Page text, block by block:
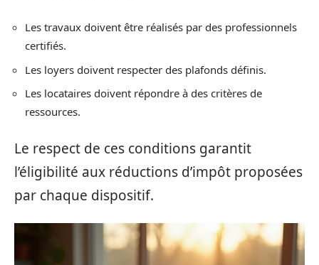
Les travaux doivent être réalisés par des professionnels
certifiés.
Les loyers doivent respecter des plafonds définis.
Les locataires doivent répondre à des critères de
ressources.
Le respect de ces conditions garantit
l’éligibilité aux réductions d’impôt proposées
par chaque dispositif.